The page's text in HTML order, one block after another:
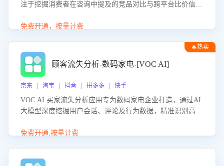
注于挖掘消费者在咨询中提及的竞品对比与跨平台比价信
商品信息，进行多维度交叉对比，并分析消费者的比价行
企业优化营销话术、突出产品与服务优势，有效提升咨询转
化率，避免陷入单纯价格竞争，实现精准扬长避短。
免费开通，按量计费
🔥热卖
顾客流失分析-数码家电-[VOC AI]
京东 | 淘宝 | 抖音 | 拼多多 | 快手
VOC AI 买家流失分析应用专为数码家电企业打造，通过AI
大模型深度挖掘用户会话、评论及行为数据，精准识别高流
应延迟、竞品价格冲击等。系统自动输出可落地的挽回策
免费开通,按量计费